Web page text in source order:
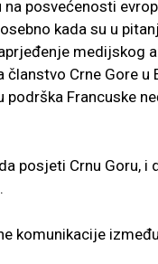
posvećenosti
kada su u
medijskog
Crne Gore u
Francuske
posjeti Crnu Goru, i
komunikacije